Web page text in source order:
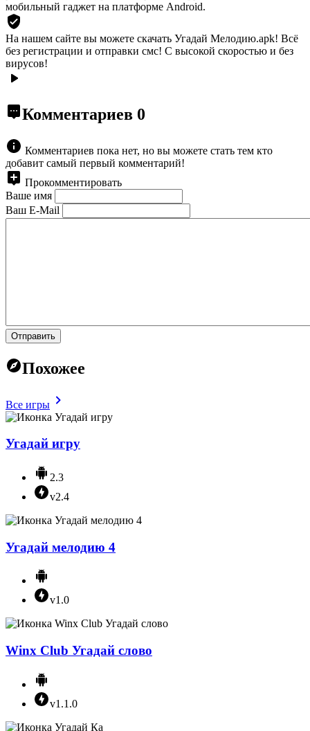
мобильный гаджет на платформе Android.
На нашем сайте вы можете скачать Угадай Мелодию.apk! Всё
без регистрации и отправки смс! С высокой скоростью и без
вирусов!
Комментариев 0
Комментариев пока нет, но вы можете стать тем кто
добавит самый первый комментарий!
Прокомментировать
Ваше имя
Ваш E-Mail
Отправить
Похожее
Все игры
Угадай игру
2.3
v2.4
Угадай мелодию 4
v1.0
Winx Club Угадай слово
v1.1.0